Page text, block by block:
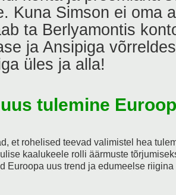
Kuna Simson ei oma
ta Berlyamontis
ja Ansipiga
üles ja alla!
tulemine
et rohelised teevad valimistel hea
kaalukeele rolli äärmuste
Euroopa uus trend ja edumeelse